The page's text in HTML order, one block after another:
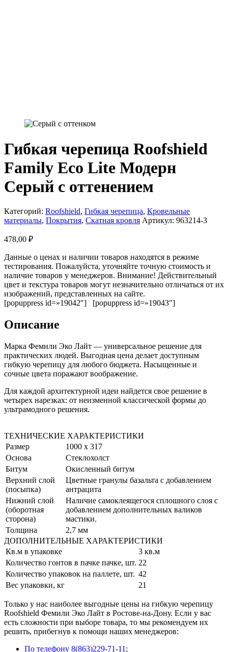
Гибкая черепица Roofshield
Family Eco Lite Модерн
Серый с оттенением
Категорий: Roofshield, Гибкая черепица, Кровельные
материалы, Покрытия, Скатная кровля Артикул: 963214-3
478,00 ₽
Данные о ценах и наличии товаров находятся в режиме
тестирования. Пожалуйста, уточняйте точную стоимость и
наличие товаров у менеджеров. Внимание! Действительный
цвет и текстура товаров могут незначительно отличаться от их
изображений, представленных на сайте.
[popuppress id=»19042″] [popuppress id=»19043″]
Описание
Марка Фемили Эко Лайт — универсальное решение для
практических людей. Выгодная цена делает доступным
гибкую черепицу для любого бюджета. Насыщенные и
сочные цвета поражают воображение.
Для каждой архитектурной идеи найдется свое решение в
четырех нарезках: от неизменной классической формы до
ультрамодного решения.
ТЕХНИЧЕСКИЕ ХАРАКТЕРИСТИКИ
Размер
1000 х 317
Основа
Стеклохолст
Битум
Окисленный битум
Верхний слой
(посыпка)
Цветные гранулы базальта с добавлением
антрацита
Нижний слой
(оборотная
сторона)
Наличие самоклеящегося сплошного слоя с
добавлением дополнительных валиков
мастики.
Толщина
2,7 мм
ДОПОЛНИТЕЛЬНЫЕ ХАРАКТЕРИСТИКИ
Кв.м в упаковке
3 кв.м
Количество гонтов в пачке пачке, шт. 22
Количество упаковок на паллете, шт. 42
Вес упаковки, кг
21
Только у нас наиболее выгодные цены на гибкую черепицу
Roofshield Фемили Эко Лайт в Ростове-на-Дону. Если у вас
есть сложности при выборе товара, то мы рекомендуем их
решить, прибегнув к помощи наших менеджеров:
По телефону 8(863)229-71-11 ;